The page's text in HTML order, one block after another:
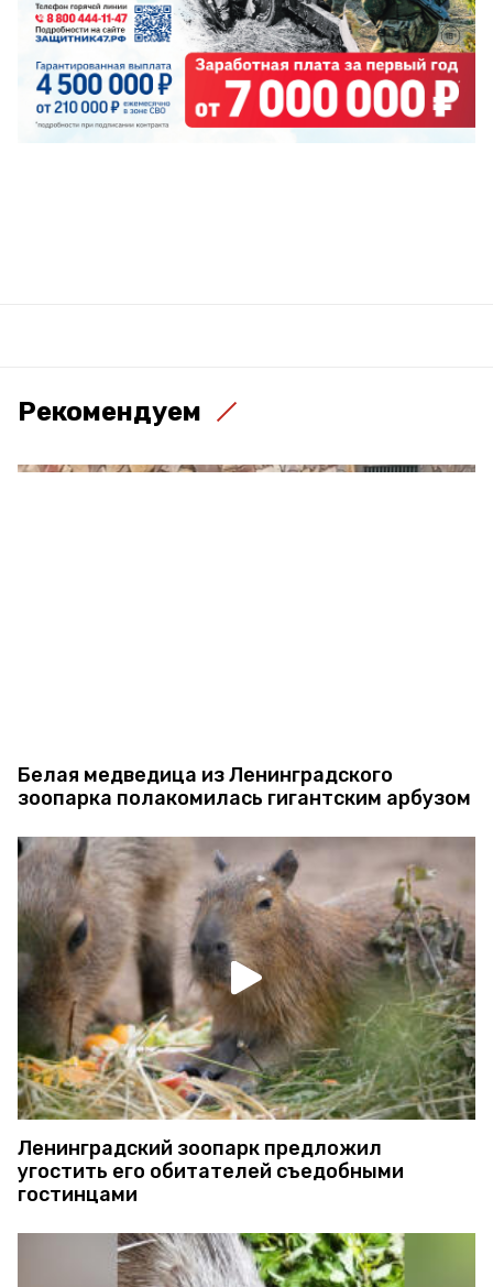
Рекомендуем
Белая медведица из Ленинградского
зоопарка полакомилась гигантским арбузом
Ленинградский зоопарк предложил
угостить его обитателей съедобными
гостинцами